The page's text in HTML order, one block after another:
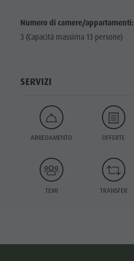
Numero di camere/appartamenti:
3 (Capacità massima 13 persone)
SERVIZI
ARREDAMENTO OFFERTE
TEMI TRANSFER